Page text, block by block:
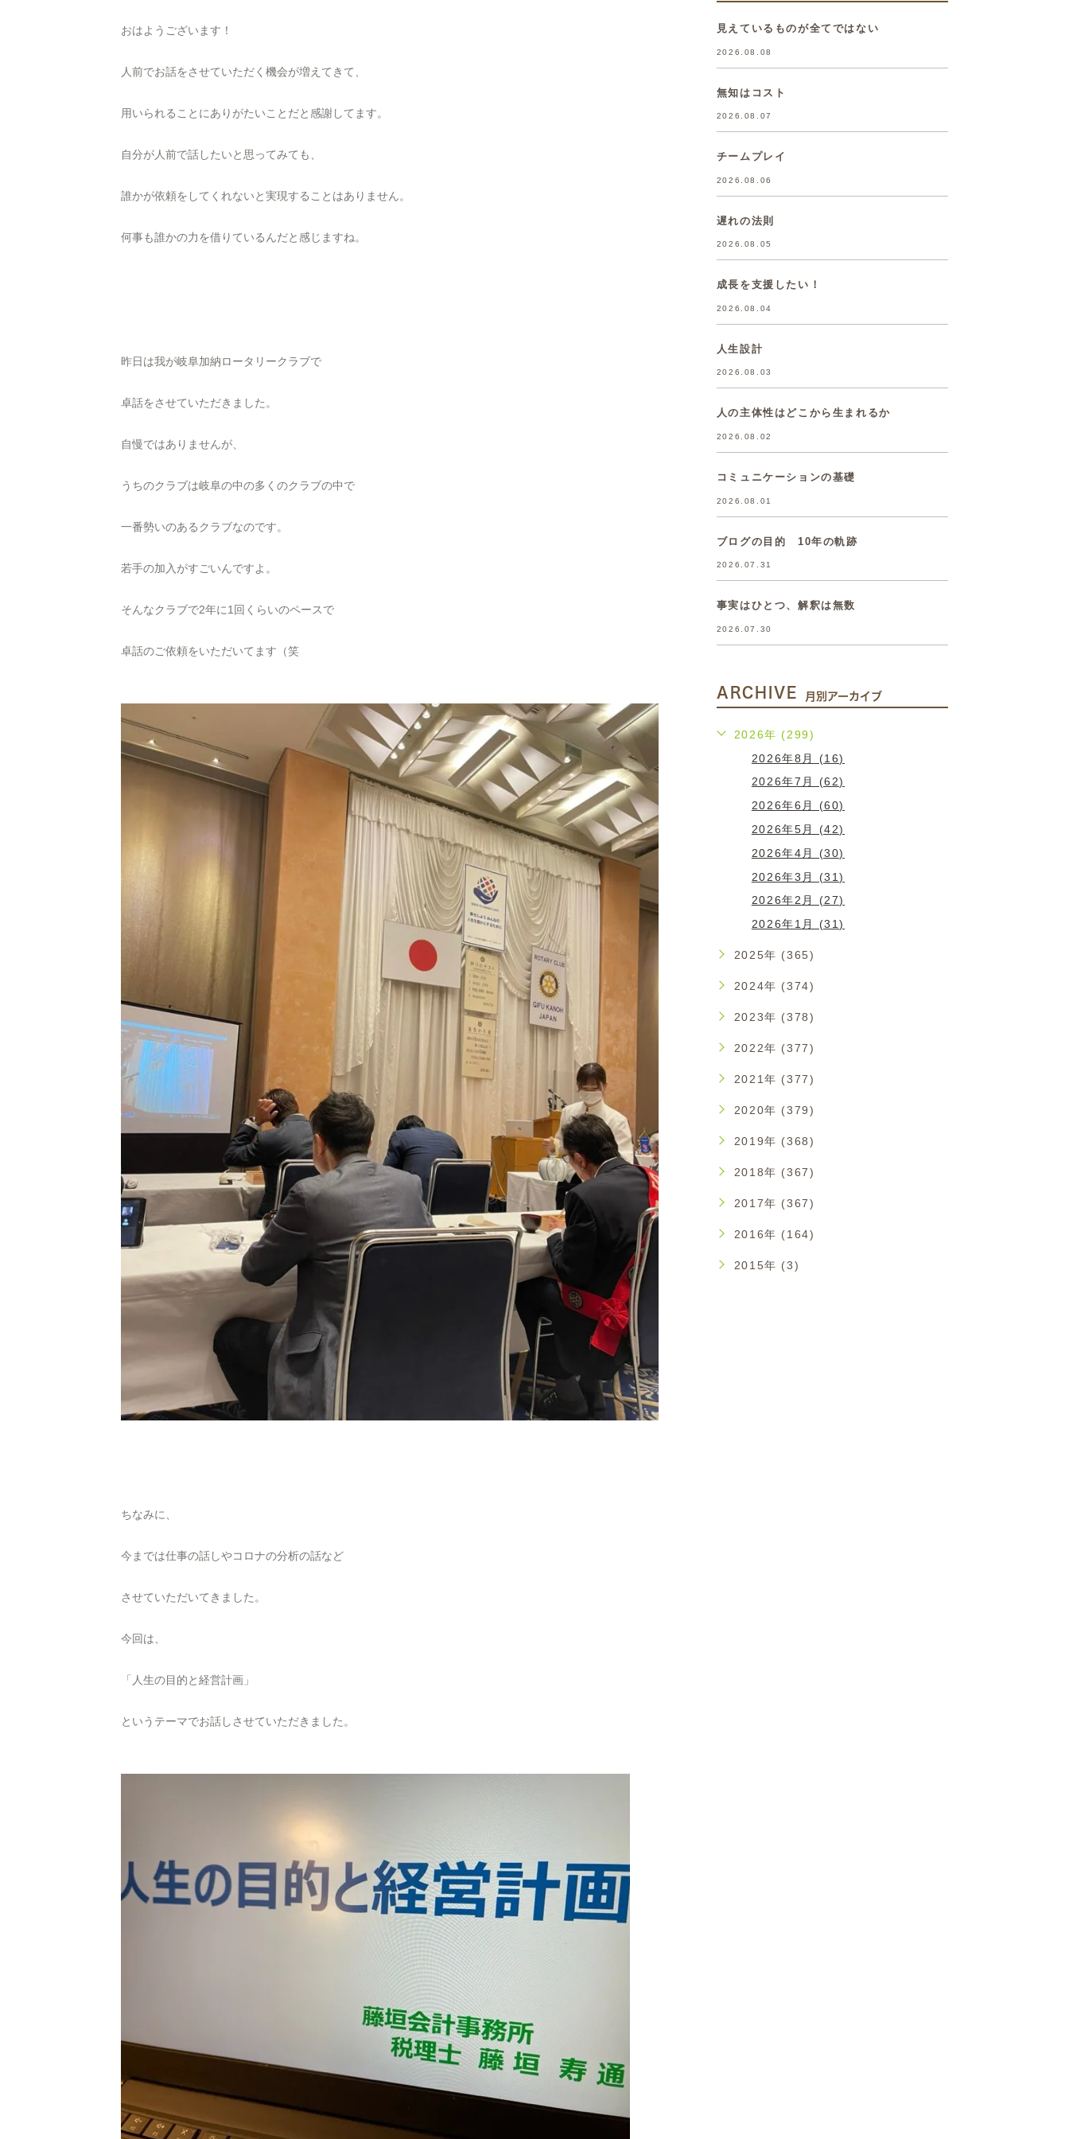
おはようございます！
人前でお話をさせていただく機会が増えてきて、
用いられることにありがたいことだと感謝してます。
自分が人前で話したいと思ってみても、
誰かが依頼をしてくれないと実現することはありません。
何事も誰かの力を借りているんだと感じますね。
昨日は我が岐阜加納ロータリークラブで
卓話をさせていただきました。
自慢ではありませんが、
うちのクラブは岐阜の中の多くのクラブの中で
一番勢いのあるクラブなのです。
若手の加入がすごいんですよ。
そんなクラブで2年に1回くらいのペースで
卓話のご依頼をいただいてます（笑
ちなみに、
今までは仕事の話しやコロナの分析の話など
させていただいてきました。
今回は、
「人生の目的と経営計画」
というテーマでお話しさせていただきました。
見えているものが全てではない
2026.08.08
無知はコスト
2026.08.07
チームプレイ
2026.08.06
遅れの法則
2026.08.05
成長を支援したい！
2026.08.04
人生設計
2026.08.03
人の主体性はどこから生まれるか
2026.08.02
コミュニケーションの基礎
2026.08.01
ブログの目的 10年の軌跡
2026.07.31
事実はひとつ、解釈は無数
2026.07.30
ARCHIVE 月別アーカイブ
2026年 (299)
2026年8月 (16)
2026年7月 (62)
2026年6月 (60)
2026年5月 (42)
2026年4月 (30)
2026年3月 (31)
2026年2月 (27)
2026年1月 (31)
2025年 (365)
2024年 (374)
2023年 (378)
2022年 (377)
2021年 (377)
2020年 (379)
2019年 (368)
2018年 (367)
2017年 (367)
2016年 (164)
2015年 (3)